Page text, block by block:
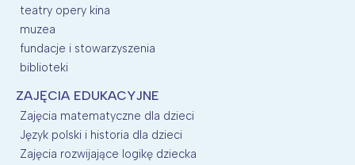
teatry opery kina
muzea
fundacje i stowarzyszenia
biblioteki
ZAJĘCIA EDUKACYJNE
Zajęcia matematyczne dla dzieci
Język polski i historia dla dzieci
Zajęcia rozwijające logikę dziecka